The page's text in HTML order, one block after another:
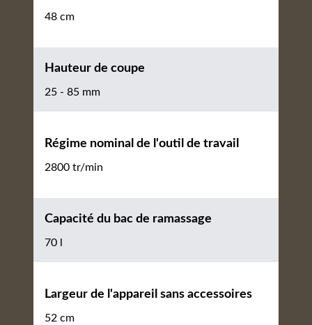
48 cm
Hauteur de coupe
25 - 85 mm
Régime nominal de l'outil de travail
2800 tr/min
Capacité du bac de ramassage
70 l
Largeur de l'appareil sans accessoires
52 cm